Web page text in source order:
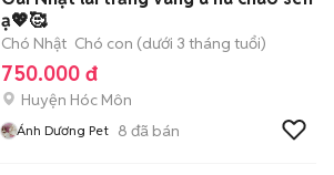
ạ💖🥰
Chó Nhật Chó con (dưới 3 tháng tuổi)
750.000 đ
Huyện Hóc Môn
Ánh Dương Pet 8 đã bán